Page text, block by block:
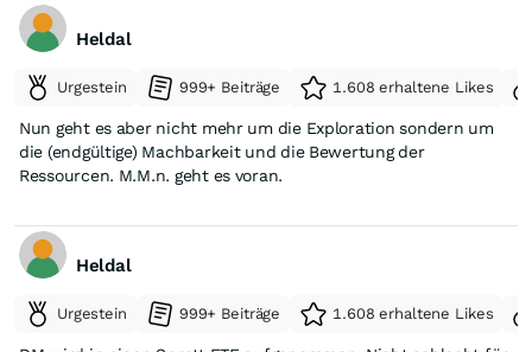
Heldal
Urgestein 999+ Beiträge 1.608 erhaltene Likes
Nun geht es aber nicht mehr um die Exploration sondern um
die (endgültige) Machbarkeit und die Bewertung der
Ressourcen. M.M.n. geht es voran.
Heldal
Urgestein 999+ Beiträge 1.608 erhaltene Likes